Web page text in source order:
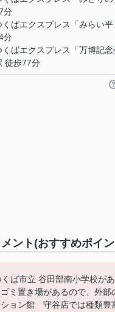
分
くばエクスプレス
「みらい平
分
くばエクスプレス
「万博記念
徒歩77分
ント(おすすめポイ
ば市立 谷田部南小学校が
ミ置き場があるので、外
ョン館 守谷店では種類豊